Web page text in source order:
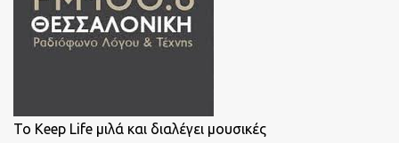
To Keep Life μιλά και διαλέγει μουσικές